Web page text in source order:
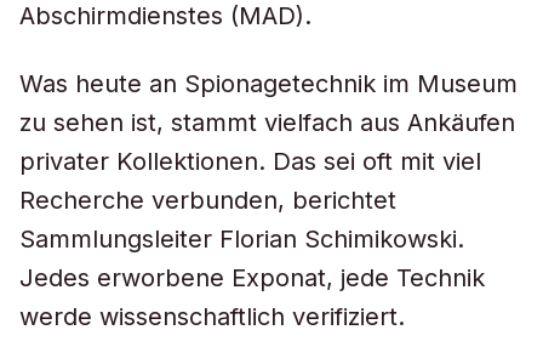
Abschirmdienstes (MAD).
Was heute an Spionagetechnik im Museum
zu sehen ist, stammt vielfach aus Ankäufen
privater Kollektionen. Das sei oft mit viel
Recherche verbunden, berichtet
Sammlungsleiter Florian Schimikowski.
Jedes erworbene Exponat, jede Technik
werde wissenschaftlich verifiziert.